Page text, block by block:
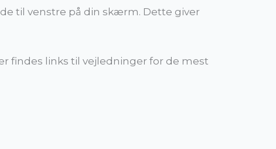
til venstre på din skærm. Dette giver
findes links til vejledninger for de mest